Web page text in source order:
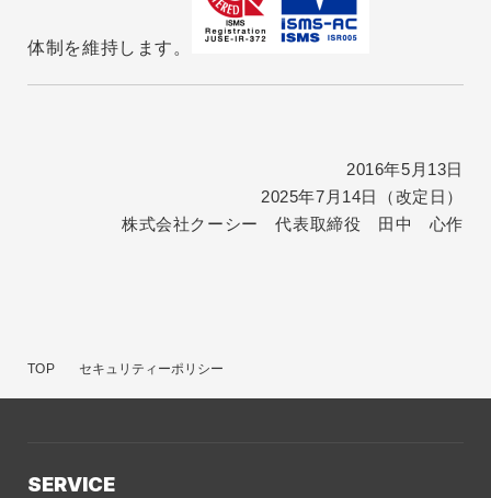
体制を維持します。
2016年5月13日
2025年7月14日（改定日）
株式会社クーシー 代表取締役 田中 心作
TOP セキュリティーポリシー
SERVICE